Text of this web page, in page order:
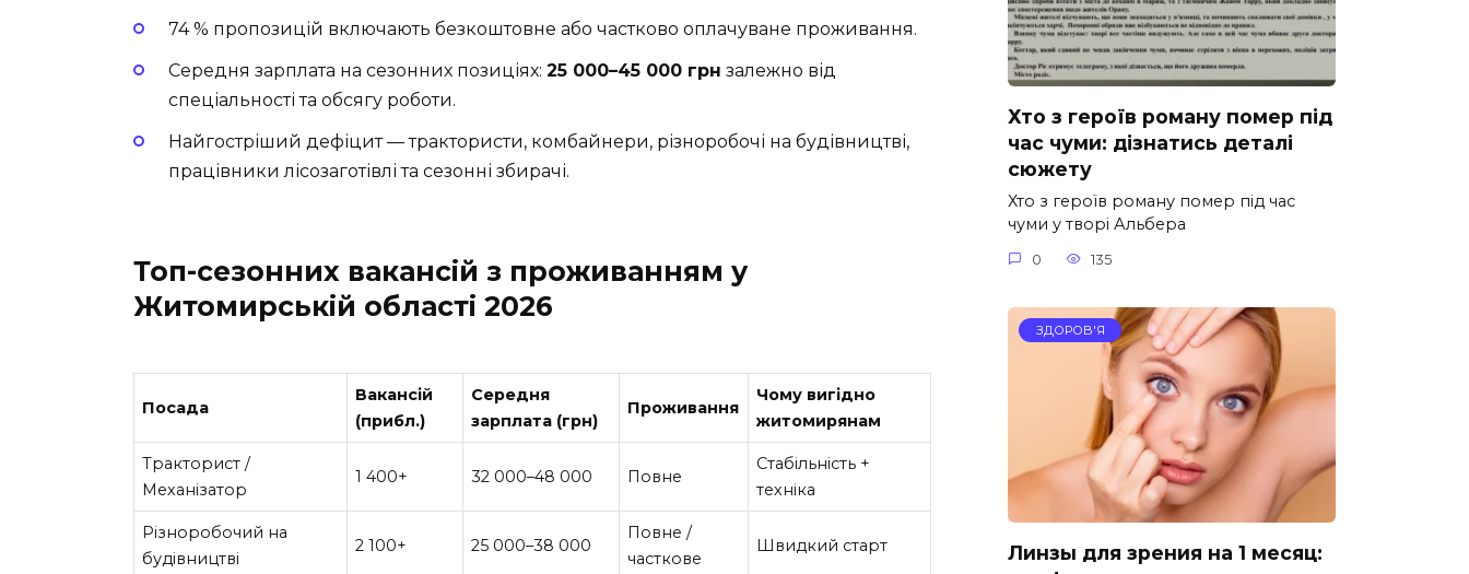
74 % пропозицій включають безкоштовне або частково оплачуване проживання.
Середня зарплата на сезонних позиціях: 25 000–45 000 грн залежно від
спеціальності та обсягу роботи.
Найгостріший дефіцит — трактористи, комбайнери, різноробочі на будівництві,
працівники лісозаготівлі та сезонні збирачі.
Топ-сезонних вакансій з проживанням у
Житомирській області 2026
Посада
Вакансій
(прибл.)
Середня
зарплата (грн)
Проживання
Чому вигідно
житомирянам
Тракторист /
Механізатор
1 400+ 32 000–48 000 Повне
Стабільність +
техніка
Різноробочий на
будівництві
2 100+ 25 000–38 000
Повне /
часткове
Швидкий старт
Хто з героїв роману помер під
час чуми: дізнатись деталі
сюжету
Хто з героїв роману помер під час
чуми у творі Альбера
0 135
ЗДОРОВ'Я
Линзы для зрения на 1 месяц: